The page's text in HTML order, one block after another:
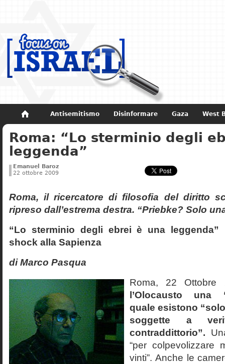
Antisemitismo Disinformare Gaza West
Non dimenticare Storia di Israele
Roma: “Lo sterminio degli
leggenda”
Emanuel Baroz
22 ottobre 2009
Roma, il ricercatore di filosofia del diritto
ripreso dall’estrema destra. “Priebke? Solo
“Lo sterminio degli ebrei è una leggenda”
shock alla Sapienza
di Marco Pasqua
Roma, 22
l’Olocausto una
quale esistono
soggette a
contraddittorio”.
“per colpevolizzare
vinti”. Anche le